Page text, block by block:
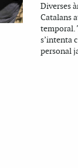
Diverses
Catalans
temporal.
s’intenta
personal